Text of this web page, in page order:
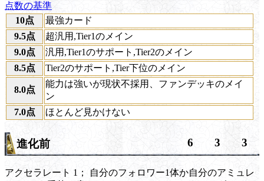
点数の基準
10点
最強カード
9.5点
超汎用,Tier1のメイン
9.0点
汎用,Tier1のサポート,Tier2のメイン
8.5点
Tier2のサポート,Tier下位のメイン
8.0点
能力は強いが現状不採用、ファンデッキのメイ
ン
7.0点
ほとんど見かけない
進化前 6 3 3
アクセラレート 1；
自分のフォロワー1体か自分のアミュレ